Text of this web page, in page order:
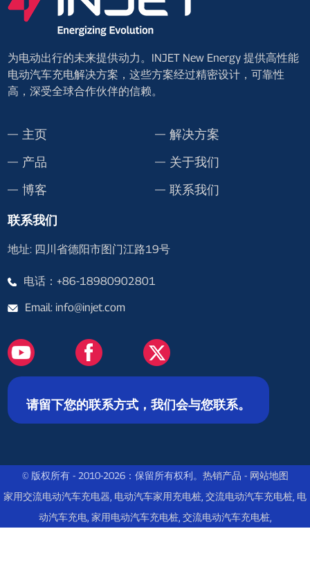
为电动出行的未来提供动力。INJET New Energy 提供高性能
电动汽车充电解决方案，这些方案经过精密设计，可靠性
高，深受全球合作伙伴的信赖。
主页
解决方案
产品
关于我们
博客
联系我们
联系我们
地址: 四川省德阳市图门江路19号
电话：+86-18980902801
Email: info@injet.com
请留下您的联系方式，我们会与您联系。
© 版权所有 - 2010-2026：保留所有权利。 热销产品 - 网站地图
家用交流电动汽车充电器 电动汽车家用充电桩 交流电动汽车充电桩 电
动汽车充电, 家用电动汽车充电桩, 交流电动汽车充电桩,